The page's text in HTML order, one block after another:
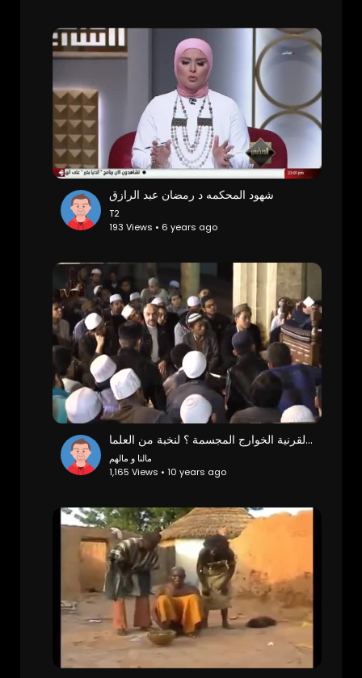
شهود المحكمه د رمضان عبد الرازق
T2
193 Views • 6 years ago
‫هل أبوي النبي في النار كما يردد الوهابية المتسلفة النجدية القرنية الخوارج المجسمة ؟ لنخبة من العلما
مالنا و مالهم
1,165 Views • 10 years ago